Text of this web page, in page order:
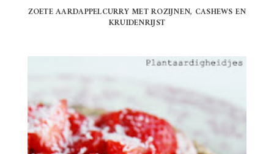
ZOETE AARDAPPELCURRY MET ROZIJNEN, CASHEWS EN
KRUIDENRIJST